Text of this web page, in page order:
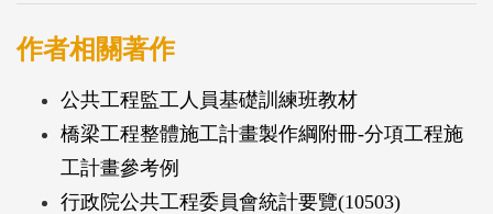
作者相關著作
公共工程監工人員基礎訓練班教材
橋梁工程整體施工計畫製作綱附冊-分項工程施
工計畫參考例
行政院公共工程委員會統計要覽(10503)